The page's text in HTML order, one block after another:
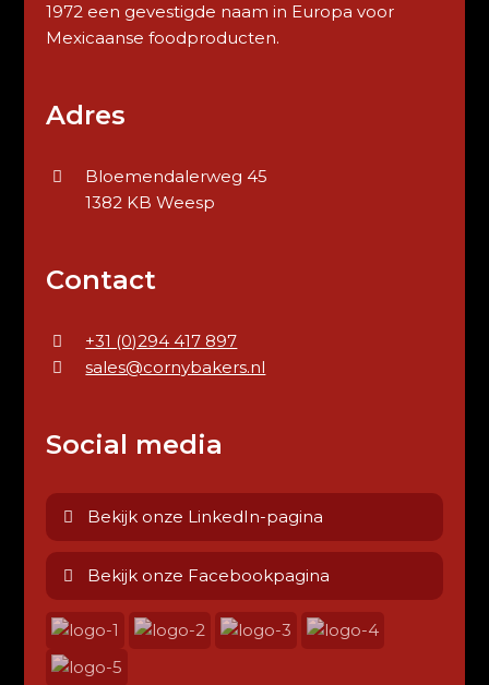
1972 een gevestigde naam in Europa voor
Mexicaanse foodproducten.
Adres
Bloemendalerweg 45
1382 KB Weesp
Contact
+31 (0)294 417 897
sales@cornybakers.nl
Social media
Bekijk onze LinkedIn-pagina
Bekijk onze Facebookpagina